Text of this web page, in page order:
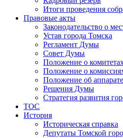
Итоги проведения
Правовые акты
Законодательство о
Устав города Томска
Регламент Думы
Совет Думы
Положение о
Положение о
Положение об
Решения Думы
Стратегия развития
ТОС
История
Историческая справка
Депутаты Томской